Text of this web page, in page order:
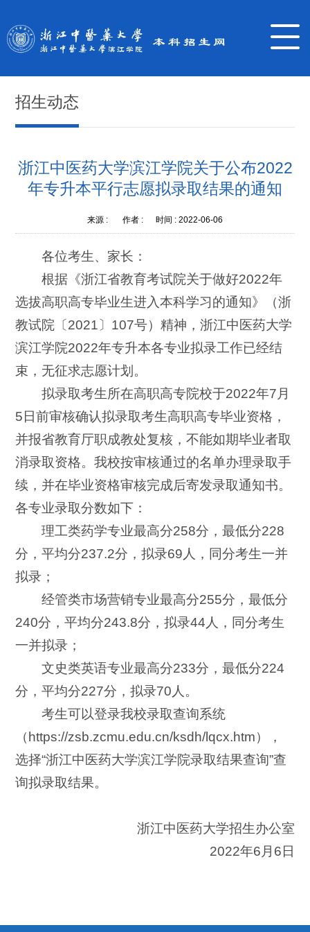
招生动态
浙江中医药大学滨江学院关于公布2022
年专升本平行志愿拟录取结果的通知
来源 : 作者 : 时间 : 2022-06-06
各位考生、家长：
根据《浙江省教育考试院关于做好2022年
选拔高职高专毕业生进入本科学习的通知》（浙
教试院〔2021〕107号）精神，浙江中医药大学
滨江学院2022年专升本各专业拟录工作已经结
束，无征求志愿计划。
拟录取考生所在高职高专院校于2022年7月
5日前审核确认拟录取考生高职高专毕业资格，
并报省教育厅职成教处复核，不能如期毕业者取
消录取资格。我校按审核通过的名单办理录取手
续，并在毕业资格审核完成后寄发录取通知书。
各专业录取分数如下：
理工类药学专业最高分258分，最低分228
分，平均分237.2分，拟录69人，同分考生一并
拟录；
经管类市场营销专业最高分255分，最低分
240分，平均分243.8分，拟录44人，同分考生
一并拟录；
文史类英语专业最高分233分，最低分224
分，平均分227分，拟录70人。
考生可以登录我校录取查询系统
（https://zsb.zcmu.edu.cn/ksdh/lqcx.htm），
选择“浙江中医药大学滨江学院录取结果查询”查
询拟录取结果。
浙江中医药大学招生办公室
2022年6月6日